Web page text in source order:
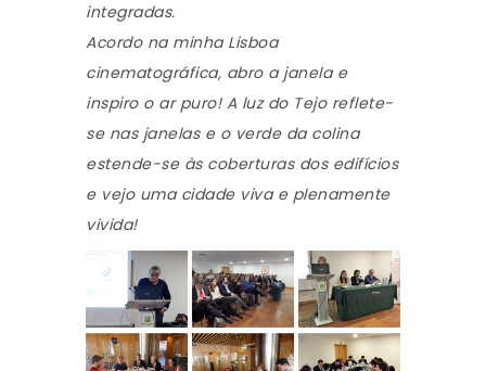
integradas.
Acordo na minha Lisboa
cinematográfica, abro a janela e
inspiro o ar puro! A luz do Tejo reflete-
se nas janelas e o verde da colina
estende-se às coberturas dos edifícios
e vejo uma cidade viva e plenamente
vivida!